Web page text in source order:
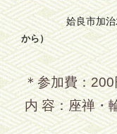
姶良市加
から）
＊参加費：200
内 容：座禅・